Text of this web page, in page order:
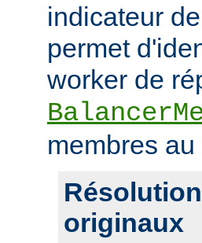
indicateur
permet
worker de
membres
originaux